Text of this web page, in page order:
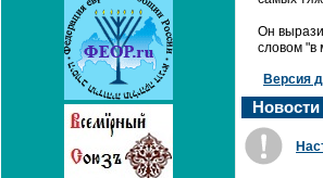
Он
словом "в
Версия
Новости